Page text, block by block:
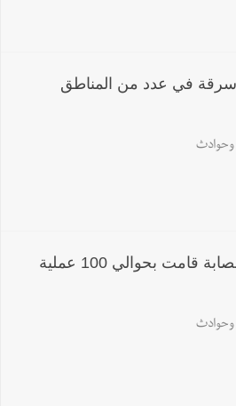
سرقة في عدد من المناطق
وحوادث
شعبة المعلومات أوقفت عصابة قامت بحوالي 100 عملية
وحوادث